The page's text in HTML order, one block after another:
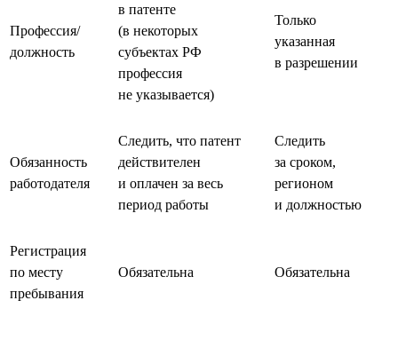
Профессия/
должность
в патенте
(в некоторых
субъектах РФ
профессия
не указывается)
Только
указанная
в разрешении
Обязанность
работодателя
Следить, что патент
действителен
и оплачен за весь
период работы
Следить
за сроком,
регионом
и должностью
Регистрация
по месту
пребывания
Обязательна Обязательна